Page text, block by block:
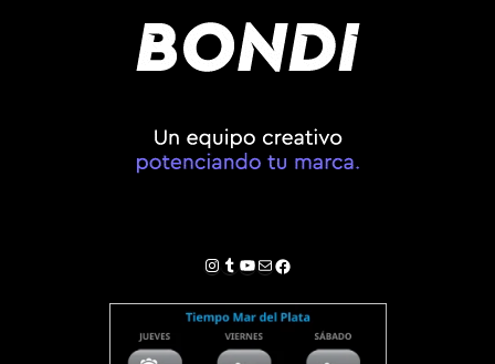
Instagram
Tumblr
YouTube
Correo electrónico
Facebook